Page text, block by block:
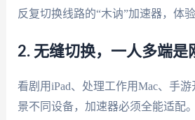
反复切换线路的“木讷”加速器，体
2. 无缝切换，一人多端是
看剧用iPad、处理工作用Mac、手
景不同设备，加速器必须全能适配